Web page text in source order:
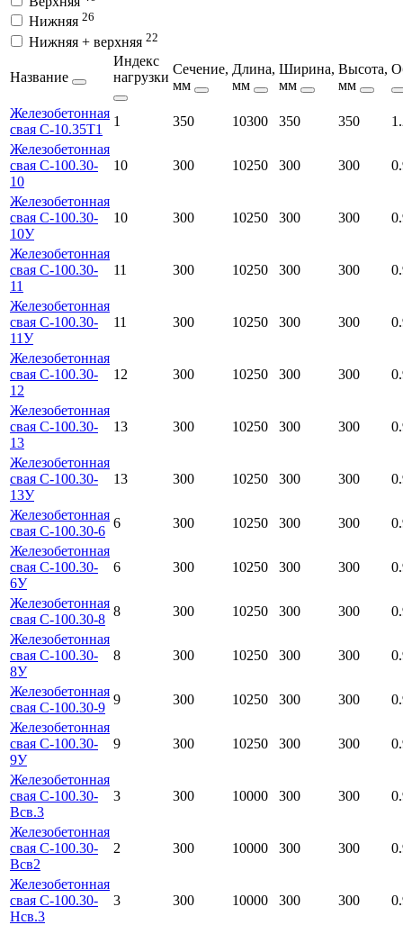
Нижняя 26
Нижняя + верхняя 22
Название
Индекс
нагрузки
Сечение,
мм
Длина,
мм
Ширина,
мм
Высота,
мм
Железобетонная
свая С-10.35Т1
1 350 10300 350 350
Железобетонная
свая С-100.30-
10
10 300 10250 300 300
Железобетонная
свая С-100.30-
10У
10 300 10250 300 300
Железобетонная
свая С-100.30-
11
11 300 10250 300 300
Железобетонная
свая С-100.30-
11У
11 300 10250 300 300
Железобетонная
свая С-100.30-
12
12 300 10250 300 300
Железобетонная
свая С-100.30-
13
13 300 10250 300 300
Железобетонная
свая С-100.30-
13У
13 300 10250 300 300
Железобетонная
свая С-100.30-6
6 300 10250 300 300
Железобетонная
свая С-100.30-
6У
6 300 10250 300 300
Железобетонная
свая С-100.30-8
8 300 10250 300 300
Железобетонная
свая С-100.30-
8У
8 300 10250 300 300
Железобетонная
свая С-100.30-9
9 300 10250 300 300
Железобетонная
свая С-100.30-
9У
9 300 10250 300 300
Железобетонная
свая С-100.30-
Всв.3
3 300 10000 300 300
Железобетонная
свая С-100.30-
Всв2
2 300 10000 300 300
Железобетонная
свая С-100.30-
Нсв.3
3 300 10000 300 300